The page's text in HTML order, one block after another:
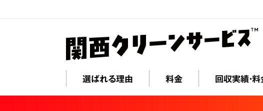
選ばれる理由 料金 回収実績・